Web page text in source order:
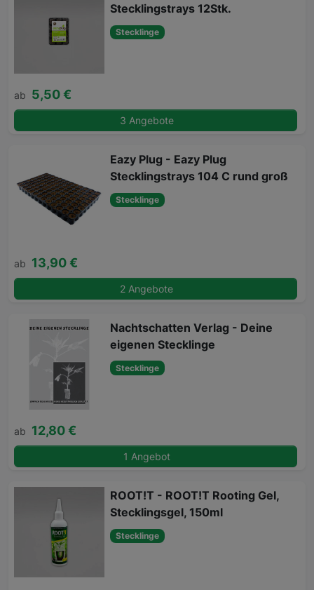
Stecklingstrays 12Stk.
Stecklinge
ab 5,50 €
3 Angebote
Eazy Plug - Eazy Plug
Stecklingstrays 104 C rund groß
Stecklinge
ab 13,90 €
2 Angebote
Nachtschatten Verlag - Deine
eigenen Stecklinge
Stecklinge
ab 12,80 €
1 Angebot
ROOT!T - ROOT!T Rooting Gel,
Stecklingsgel, 150ml
Stecklinge